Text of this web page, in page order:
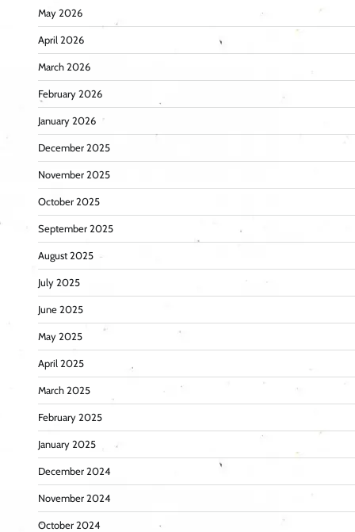
May 2026
April 2026
March 2026
February 2026
January 2026
December 2025
November 2025
October 2025
September 2025
August 2025
July 2025
June 2025
May 2025
April 2025
March 2025
February 2025
January 2025
December 2024
November 2024
October 2024